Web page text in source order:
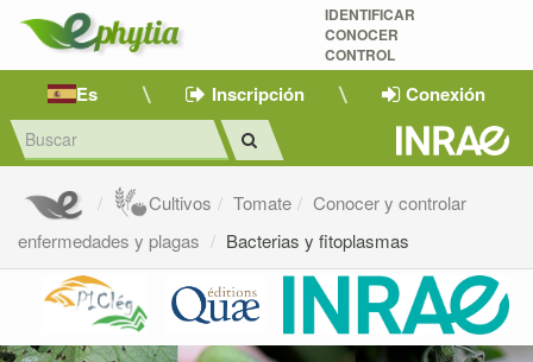
IDENTIFICAR
CONOCER
CONTROL
Es Inscripción Conexión
Cultivos Tomate
Conocer y controlar
enfermedades y plagas
Bacterias y fitoplasmas